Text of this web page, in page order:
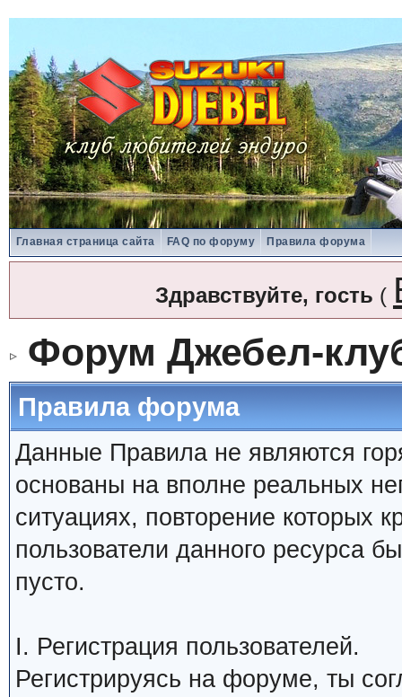
Главная страница сайта FAQ по форуму Правила форума
Здравствуйте, гость (
Форум Джебел-
Правила форума
Данные Правила не являются
основаны на вполне реальных
ситуациях, повторение которых
пользователи данного ресурса
пусто.
I. Регистрация пользователей.
Регистрируясь на форуме, ты